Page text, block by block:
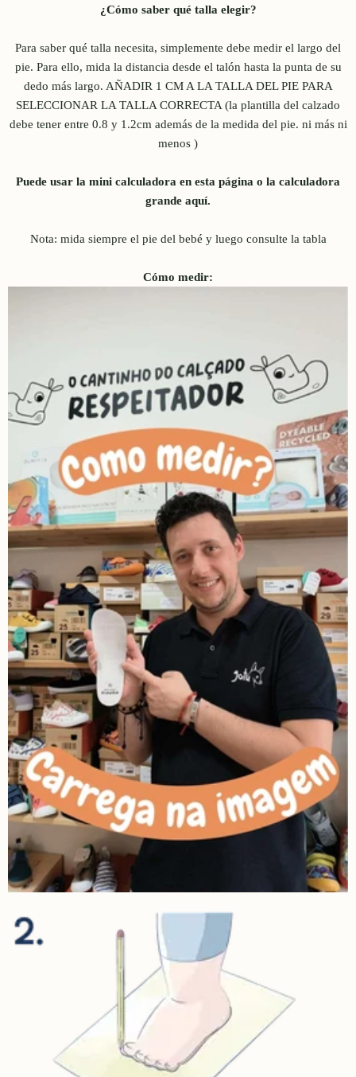
¿Cómo saber qué talla elegir?
Para saber qué talla necesita, simplemente debe medir el largo del
pie. Para ello, mida la distancia desde el talón hasta la punta de su
dedo más largo. AÑADIR 1 CM A LA TALLA DEL PIE PARA
SELECCIONAR LA TALLA CORRECTA (la plantilla del calzado
debe tener entre 0.8 y 1.2cm además de la medida del pie. ni más ni
menos )
Puede usar la mini calculadora en esta página o la calculadora
grande aquí.
Nota: mida siempre el pie del bebé y luego consulte la tabla
Cómo medir: